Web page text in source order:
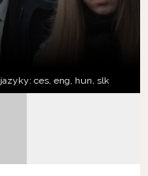
jazyky: ces eng hun slk